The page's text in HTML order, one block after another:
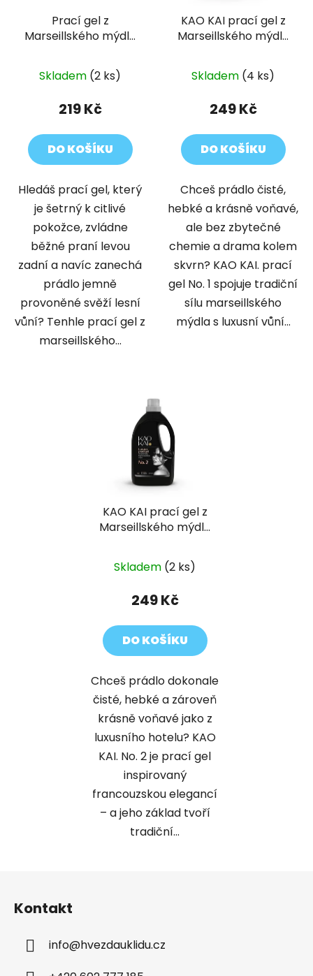
Prací gel z
Marseillského mýdla
Lesní směs 2L
Skladem (2 ks)
219 Kč
DO KOŠÍKU
Hledáš prací gel, který
je šetrný k citlivé
pokožce, zvládne
běžné praní levou
zadní a navíc zanechá
prádlo jemně
provoněné svěží lesní
vůní? Tenhle prací gel z
marseillského...
KAO KAI prací gel z
Marseillského mýdla
Skladem (4 ks)
249 Kč
DO KOŠÍKU
Chceš prádlo čisté,
hebké a krásně voňavé,
ale bez zbytečné
chemie a drama kolem
skvrn? KAO KAI. prací
gel No. 1 spojuje tradiční
sílu marseillského
mýdla s luxusní vůní...
KAO KAI prací gel z
Marseillského mýdla
Skladem (2 ks)
249 Kč
DO KOŠÍKU
Chceš prádlo dokonale
čisté, hebké a zároveň
krásně voňavé jako z
luxusního hotelu? KAO
KAI. No. 2 je prací gel
inspirovaný
francouzskou elegancí
– a jeho základ tvoří
tradiční...
Kontakt
info@hvezdauklidu.cz